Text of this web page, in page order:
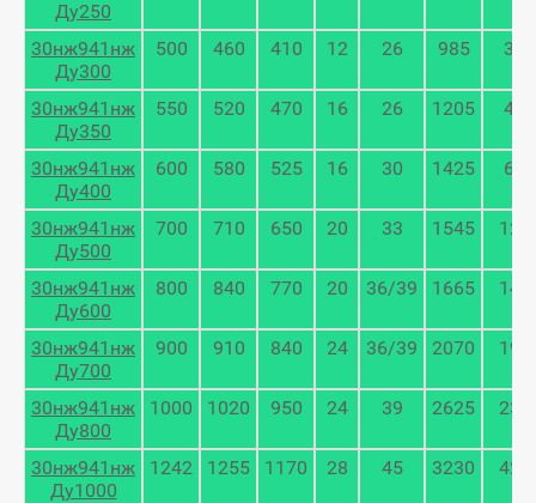
Ду250
30нж941нж
Ду300
500 460 410 12 26 985 315
30нж941нж
Ду350
550 520 470 16 26 1205 465
30нж941нж
Ду400
600 580 525 16 30 1425 640
30нж941нж
Ду500
700 710 650 20 33 1545
30нж941нж
Ду600
800 840 770 20 36/39 1665
30нж941нж
Ду700
900 910 840 24 36/39 2070
30нж941нж
Ду800
1000 1020 950 24 39 2625
30нж941нж
Ду1000
1242 1255 1170 28 45 3230